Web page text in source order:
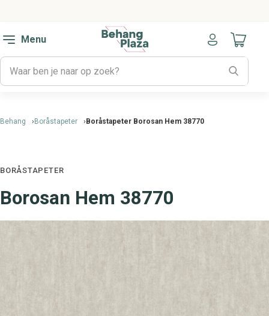
Menu
Naar
Behang Boråstapeter Boråstapeter Borosan Hem 38770
BORÅSTAPETER
Borosan Hem 38770